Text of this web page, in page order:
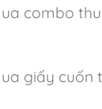
combo
giấy cuốn